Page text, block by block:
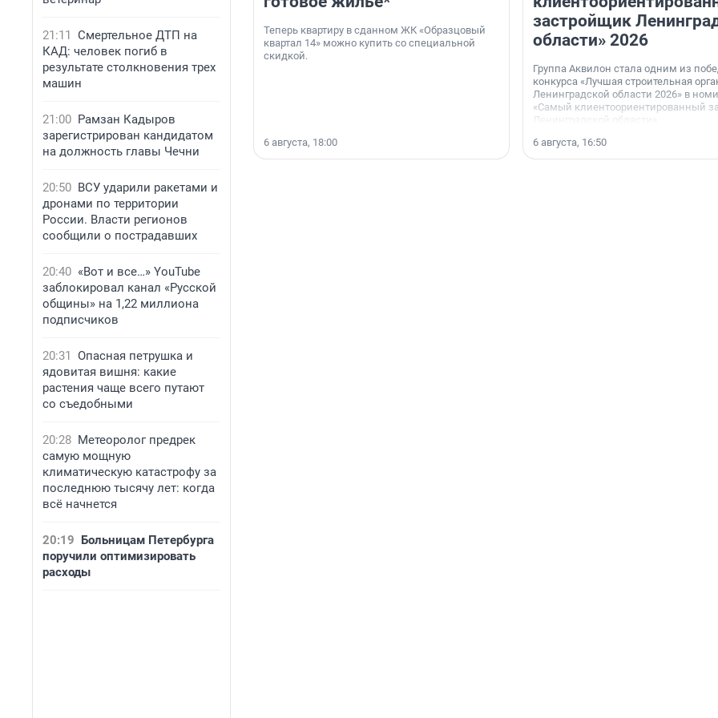
21:11 Смертельное ДТП на
КАД: человек погиб в
результате столкновения трех
машин
21:00 Рамзан Кадыров
зарегистрирован кандидатом
на должность главы Чечни
20:50 ВСУ ударили ракетами и
дронами по территории
России. Власти регионов
сообщили о пострадавших
20:40 «Вот и все…» YouTube
заблокировал канал «Русской
общины» на 1,22 миллиона
подписчиков
20:31 Опасная петрушка и
ядовитая вишня: какие
растения чаще всего путают
со съедобными
20:28 Метеоролог предрек
самую мощную
климатическую катастрофу за
последнюю тысячу лет: когда
всё начнется
20:19 Больницам Петербурга
поручили оптимизировать
расходы
Теперь квартиру в сданном ЖК «Образцовый
квартал 14» можно купить со специальной
скидкой.
6 августа, 18:00
застройщик
области» 2026
Группа Аквилон стала одним из
конкурса «Лучшая строительная
Ленинградской области 2026» в
«Самый клиентоориентированный
Ленинградской области».
6 августа, 16:50